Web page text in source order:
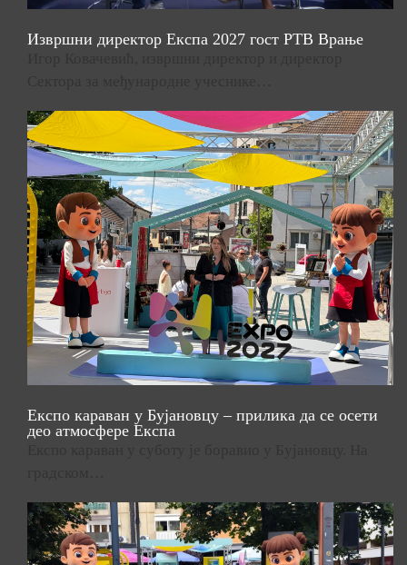
Извршни директор Експа 2027 гост РТВ Врање
Експо караван у Бујановцу – прилика да се осети
део атмосфере Експа